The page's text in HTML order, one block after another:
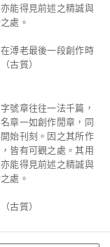
能得見前述之精誠與
處。
溥老最後一段創作時
古質）
號章往往一法千篇，
章一如創作閒章，同
始刊刻。因之其所作
皆有可觀之處。其用
能得見前述之精誠與
處。
古質）